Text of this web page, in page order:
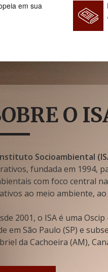
em sua
O
Socioambiental
fundada em 1994,
com foco central
ao meio ambiente,
2001, o ISA é uma
em São Paulo (SP) e
da Cachoeira (AM),